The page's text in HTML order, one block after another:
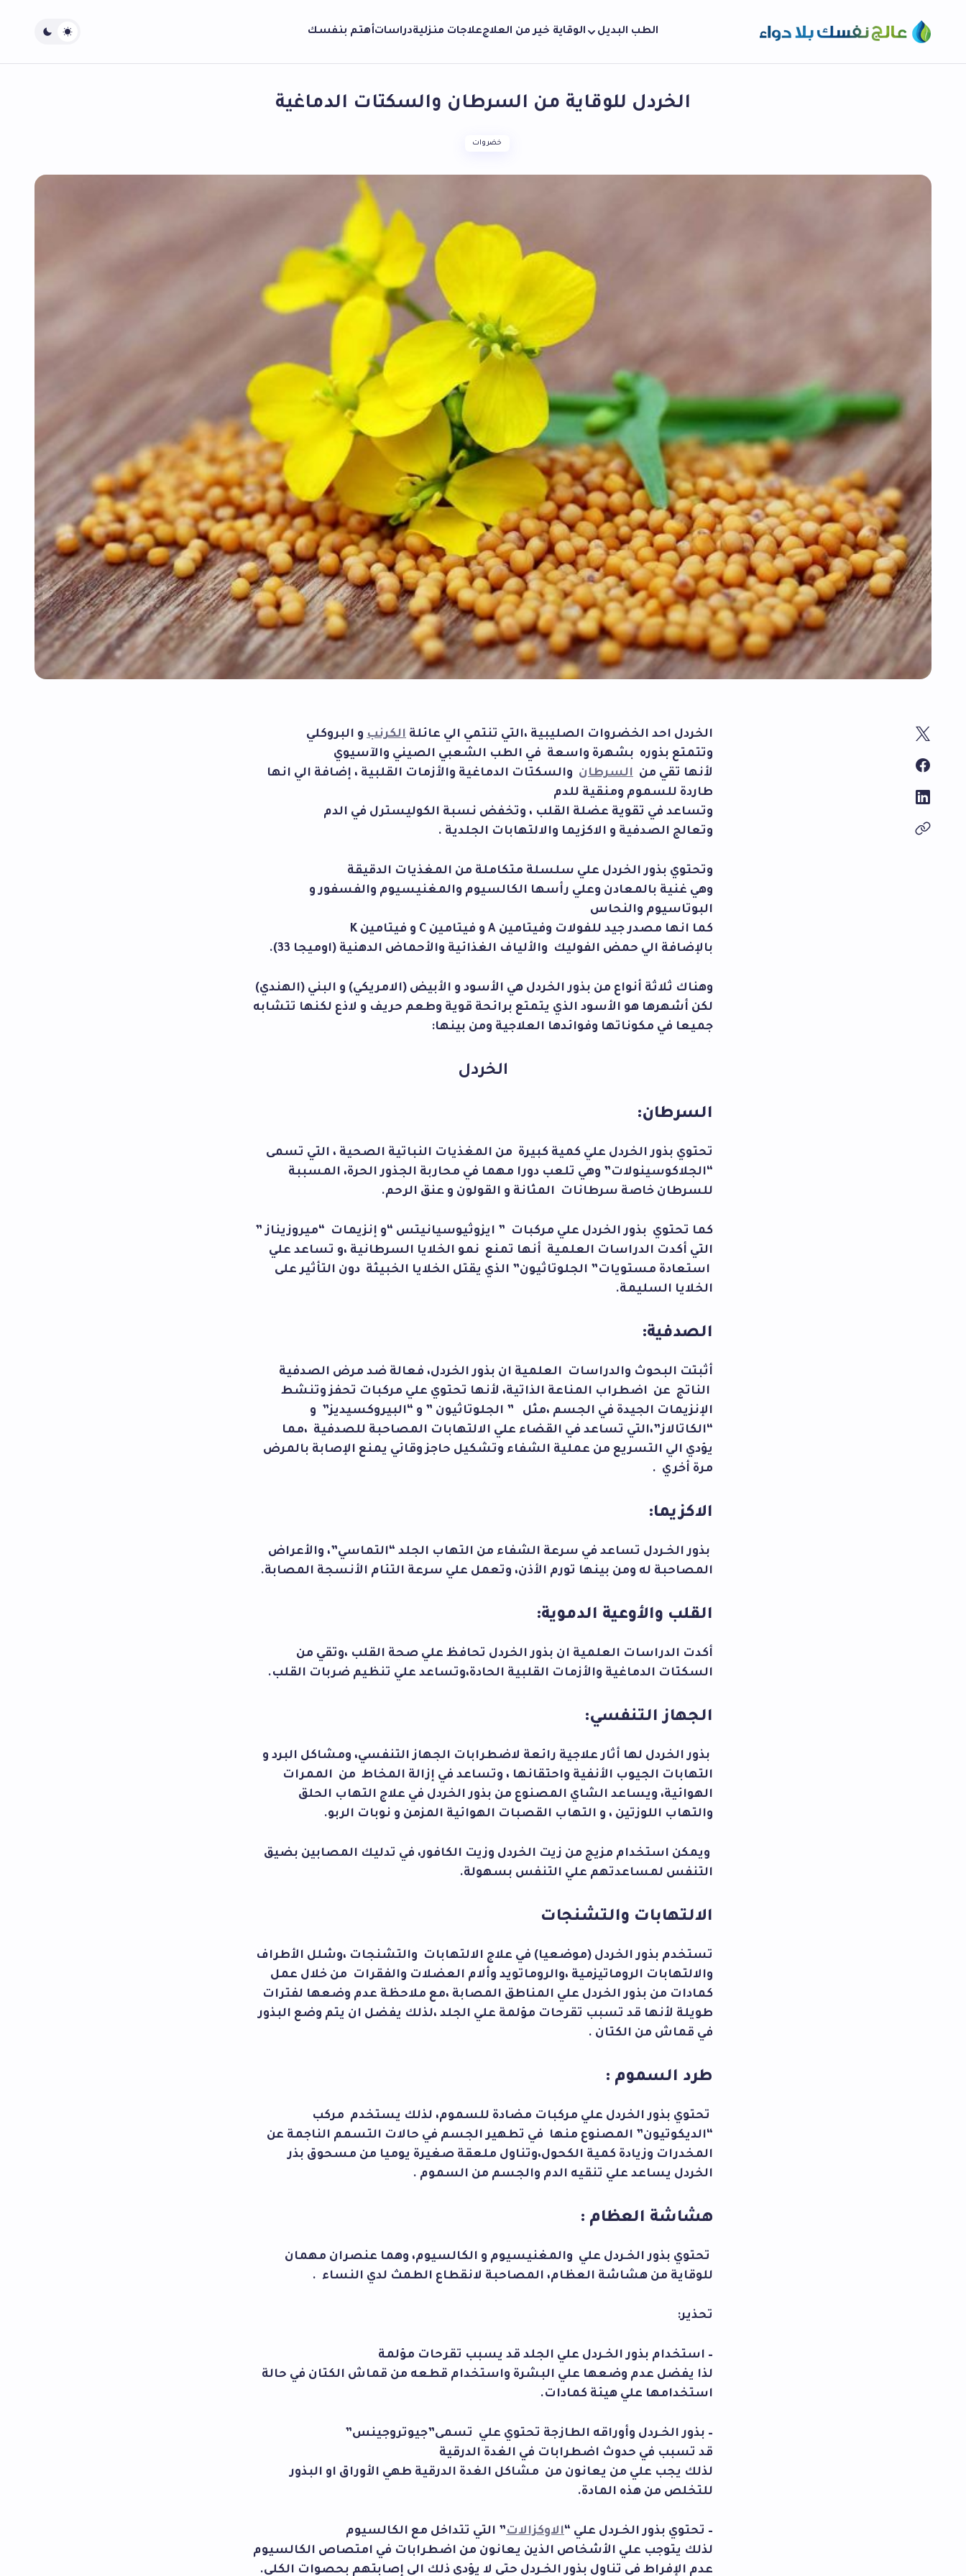
الطب البديل الوقاية خير من العلاجعلاجات منزليةدراساتأهتم بنفسك
الخردل للوقاية من السرطان والسكتات الدماغية
خضروات
الخردل احد الخضروات الصليبية ،التي تنتمي الي عائلة الكرنب و البروكلي
وتتمتع بذوره بشهرة واسعة في الطب الشعبي الصيني والآسيوي
لأنها تقي من السرطان والسكتات الدماغية والأزمات القلبية ، إضافة الي انها
طاردة للسموم ومنقية للدم
وتساعد في تقوية عضلة القلب ، وتخفض نسبة الكوليسترل في الدم
وتعالج الصدفية و الاكزيما والالتهابات الجلدية .
وتحتوي بذور الخردل علي سلسلة متكاملة من المغذيات الدقيقة
وهي غنية بالمعادن وعلي رأسها الكالسيوم والمغنيسيوم والفسفور و
البوتاسيوم والنحاس
كما انها مصدر جيد للفولات وفيتامين A و فيتامين C و فيتامينK
بالإضافة الي حمض الفوليك والألياف الغذائية والأحماض الدهنية (اوميجا 33).
وهناك ثلاثة أنواع من بذور الخردل هي الأسود و الأبيض (الامريكي) و البني (الهندي)
لكن أشهرها هو الأسود الذي يتمتع برائحة قوية وطعم حريف و لاذع لكنها تتشابه
جميعا في مكوناتها وفوائدها العلاجية ومن بينها:
الخردل
السرطان:
تحتوي بذور الخردل علي كمية كبيرة من المغذيات النباتية الصحية ، التي تسمى
“الجلاكوسينولات” وهي تلعب دورا مهما في محاربة الجذور الحرة، المسببة
للسرطان خاصة سرطانات المثانة و القولون و عنق الرحم.
كما تحتوي بذور الخردل علي مركبات ” ايزوثيوسيانيتس “و إنزيمات “ميروزيناز ”
التي أكدت الدراسات العلمية أنها تمنع نمو الخلايا السرطانية ،و تساعد علي
استعادة مستويات” الجلوتاثيون” الذي يقتل الخلايا الخبيثة دون التأثير على
الخلايا السليمة.
الصدفية:
أثبتت البحوث والدراسات العلمية ان بذور الخردل، فعالة ضد مرض الصدفية
الناتج عن اضطراب المناعة الذاتية، لأنها تحتوي علي مركبات تحفز وتنشط
الإنزيمات الجيدة في الجسم ،مثل ” الجلوتاثيون ” و “البيروكسيديز” و
“الكاتالاز”،التي تساعد في القضاء علي الالتهابات المصاحبة للصدفية ،مما
يؤدي الي التسريع من عملية الشفاء وتشكيل حاجز وقائي يمنع الإصابة بالمرض
مرة أخري .
الاكزيما:
بذور الخـردل تساعد في سرعة الشفاء من التهاب الجلد “التماسي”، والأعراض
المصاحبة له ومن بينها تورم الأذن، وتعمل علي سرعة التئام الأنسجة المصابة.
القلب والأوعية الدموية:
أكدت الدراسات العلمية ان بذور الخردل تحافظ علي صحة القلب ،وتقي من
السكتات الدماغية والأزمات القلبية الحادة،وتساعد علي تنظيم ضربات القلب.
الجهاز التنفسي:
بذور الخردل لها أثار علاجية رائعة لاضطرابات الجهاز التنفسي، ومشاكل البرد و
التهابات الجيوب الأنفية واحتقانها ، وتساعد في إزالة المخاط من الممرات
الهوائية، ويساعد الشاي المصنوع من بذور الخردل في علاج التهاب الحلق
والتهاب اللوزتين ، و التهاب القصبات الهوائية المزمن و نوبات الربو.
ويمكن استخدام مزيج من زيت الخردل وزيت الكافور، في تدليك المصابين بضيق
التنفس لمساعدتهم علي التنفس بسهولة.
الالتهابات والتشنجات
تستخدم بذور الخردل (موضعيا) في علاج الالتهابات والتشنجات ،وشلل الأطراف
والالتهابات الروماتيزمية ،والروماتويد وألام العضلات والفقرات من خلال عمل
كمادات من بذور الخردل علي المناطق المصابة ،مع ملاحظة عدم وضعها لفترات
طويلة لأنها قد تسبب تقرحات مؤلمة علي الجلد ،لذلك يفضل ان يتم وضع البذور
في قماش من الكتان .
طرد السموم :
تحتوي بذور الخردل علي مركبات مضادة للسموم، لذلك يستخدم مركب
“الديكوتيون” المصنوع منها في تطهير الجسم في حالات التسمم الناجمة عن
المخدرات وزيادة كمية الكحول،وتناول ملعقة صغيرة يوميا من مسحوق بذر
الخردل يساعد علي تنقيه الدم والجسم من السموم .
هشاشة العظام :
تحتوي بذور الخـردل علي والمغنيسيوم و الكالسيوم، وهما عنصران مهمان
للوقاية من هشاشة العظام، المصاحبة لانقطاع الطمث لدي النساء .
تحذير:
– استخدام بذور الخـردل علي الجلد قد يسبب تقرحات مؤلمة
لذا يفضل عدم وضعها علي البشرة واستخدام قطعه من قماش الكتان في حالة
استخدامها علي هيئة كمادات.
– بذور الخـردل وأوراقه الطازجة تحتوي علي تسمى”جيوتروجينس”
قد تسبب في حدوث اضطرابات في الغدة الدرقية
لذلك يجب علي من يعانون من مشاكل الغدة الدرقية طهي الأوراق او البذور
للتخلص من هذه المادة.
– تحتوي بذور الخـردل علي “الاوكزالات” التي تتداخل مع الكالسيوم
لذلك يتوجب علي الأشخاص الذين يعانون من اضطرابات في امتصاص الكالسيوم
عدم الإفراط في تناول بذور الخـردل حتي لا يؤدي ذلك الي إصابتهم بحصوات الكلي.